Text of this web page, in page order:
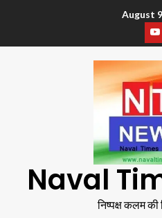
August
Naval
निष्पक्ष कलम की